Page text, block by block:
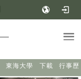
東海大學 下載 行事歷